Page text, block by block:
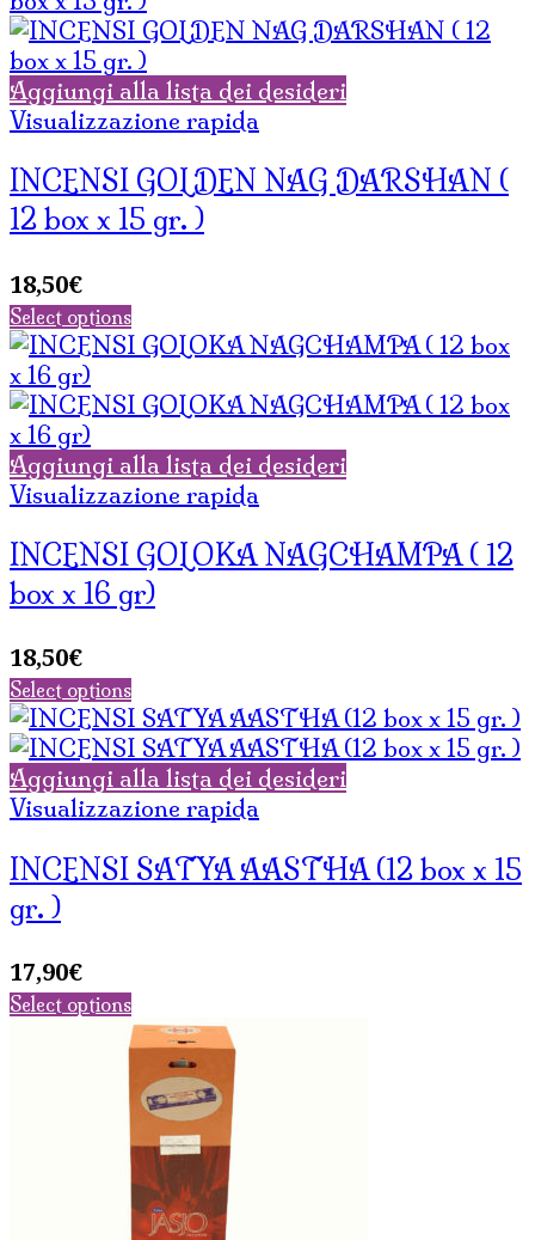
19,00€.13,30€.
Aggiungi alla lista dei desideri
Visualizzazione rapida
INCENSI GOLDEN NAG DARSHAN (
12 box x 15 gr. )
18,50€
Select options
Aggiungi alla lista dei desideri
Visualizzazione rapida
INCENSI GOLOKA NAGCHAMPA ( 12
box x 16 gr)
18,50€
Select options
Aggiungi alla lista dei desideri
Visualizzazione rapida
INCENSI SATYA AASTHA (12 box x 15
gr. )
17,90€
Select options